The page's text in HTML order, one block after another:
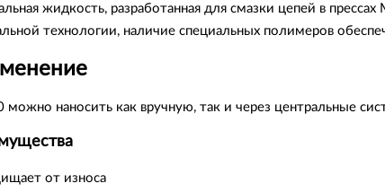
жидкость, разработанная для смазки цепей в
технологии, наличие специальных полимеров
можно наносить как вручную, так и через центральные
от износа